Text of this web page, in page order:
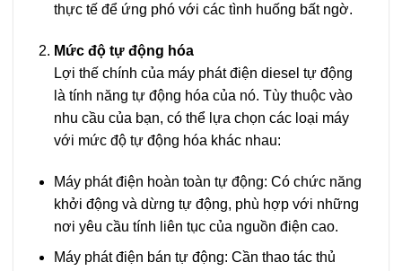
thực tế để ứng phó với các tình huống bất ngờ.
Mức độ tự động hóa
Lợi thế chính của máy phát điện diesel tự động
là tính năng tự động hóa của nó. Tùy thuộc vào
nhu cầu của bạn, có thể lựa chọn các loại máy
với mức độ tự động hóa khác nhau:
Máy phát điện hoàn toàn tự động: Có chức năng
khởi động và dừng tự động, phù hợp với những
nơi yêu cầu tính liên tục của nguồn điện cao.
Máy phát điện bán tự động: Cần thao tác thủ